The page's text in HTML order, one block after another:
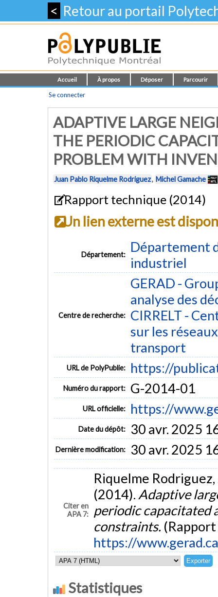
< Retour au portail
Accueil À propos Déposer Parcourir
Se connecter
ADAPTIVE LARGE
THE PERIODIC
PROBLEM WITH
Juan Pablo Riquelme Rodriguez, Michel Gamache
Rapport technique (2014)
Un lien externe est
Département:
Département
industriel
Centre de recherche:
GERAD -
analyse des
CIRRELT -
sur les
transport
URL de PolyPublie: https://
Numéro du rapport: G-2014-01
URL officielle: https://
Date du dépôt: 30 avr. 2025
Dernière modification: 30 avr. 2025
Citer en
APA 7:
Riquelme Rodriguez,
(2014). Adaptive
periodic capacitated
constraints.
https://
Statistiques